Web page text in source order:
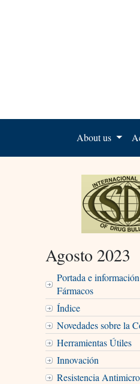
About us
Agosto 2023
Portada e
Fármacos
Índice
Novedades sobre la
Herramientas Útiles
Innovación
Resistencia